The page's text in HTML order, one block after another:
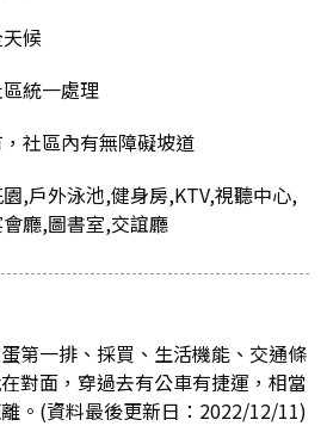
候
統一處理
社區內有無障礙坡道
,戶外泳池,健身房,KTV,視聽中心,
廳,圖書室,交誼廳
第一排、採買、生活機能、交通條
對面，穿過去有公車有捷運，相當
。(資料最後更新日：2022/12/11)